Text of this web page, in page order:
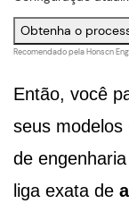
Obtenha o
Recomendado pela Honscn
Então, você
seus modelos
de
liga exata de